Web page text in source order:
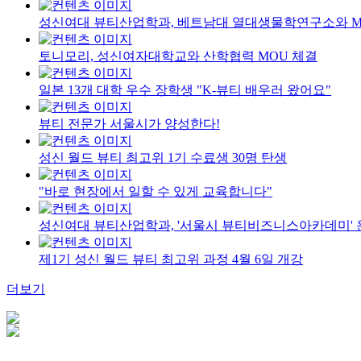
성신여대 뷰티산업학과, 베트남대 열대생물학연구소와
토니모리, 성신여자대학교와 산학협력 MOU 체결
일본 13개 대학 우수 장학생 "K-뷰티 배우러 왔어요"
뷰티 전문가 서울시가 양성한다!
성신 월드 뷰티 최고위 1기 수료생 30명 탄생
"바로 현장에서 일할 수 있게 교육합니다"
성신여대 뷰티산업학과, '서울시 뷰티비즈니스아카데미'
제1기 성신 월드 뷰티 최고위 과정 4월 6일 개강
더보기